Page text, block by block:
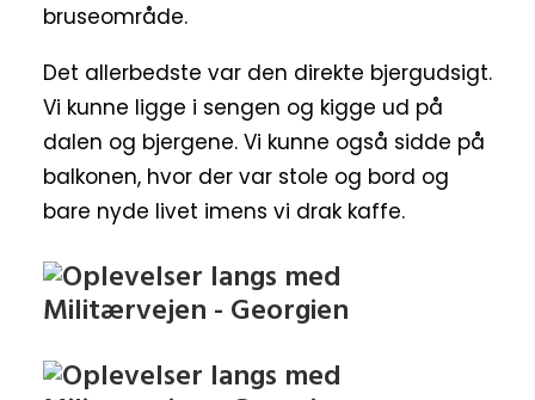
bruseområde.
Det allerbedste var den direkte bjergudsigt.
Vi kunne ligge i sengen og kigge ud på
dalen og bjergene. Vi kunne også sidde på
balkonen, hvor der var stole og bord og
bare nyde livet imens vi drak kaffe.